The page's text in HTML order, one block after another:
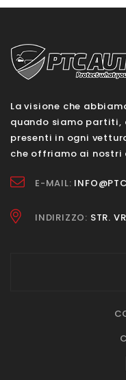
La visione che
quando siamo partiti,
presenti in ogni
che offriamo ai nostri
E-MAIL:
INDIRIZZO: STR.